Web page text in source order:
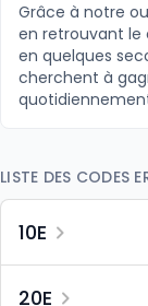
Grâce à notre
en retrouvant le
en quelques
cherchent à
LISTE DES CODES
10E
20E